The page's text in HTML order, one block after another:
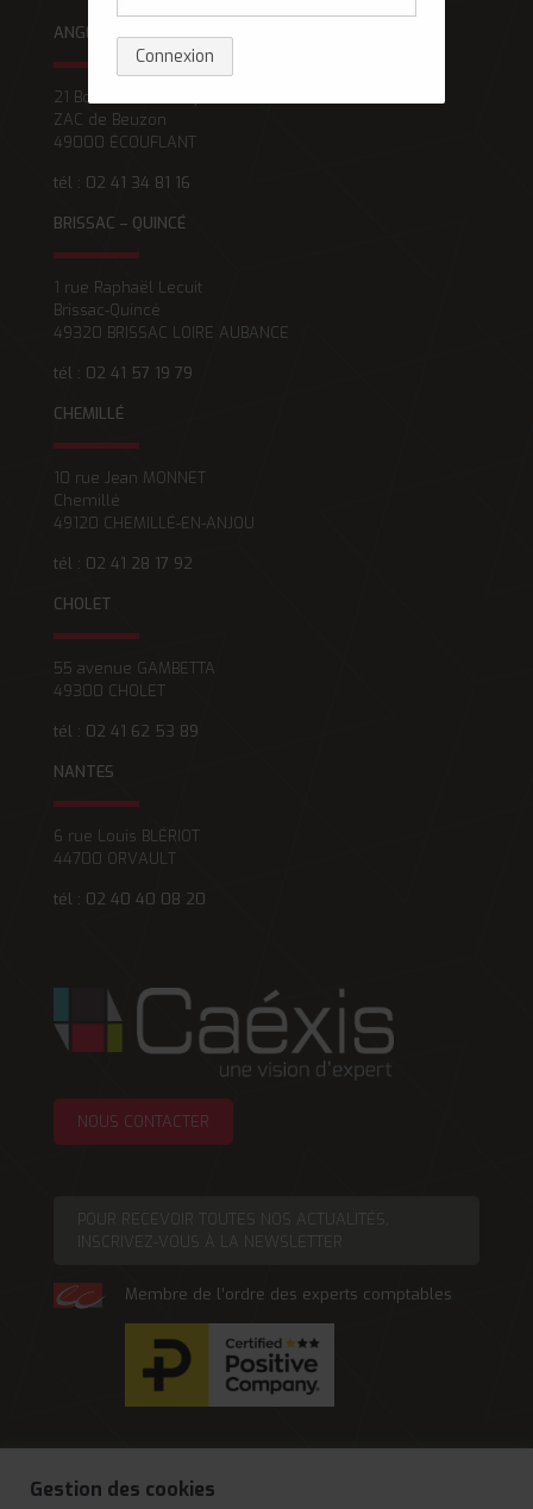
Connexion
ANGERS
21 Boulevard de l’Épervière
ZAC de Beuzon
49000 ÉCOUFLANT
tél : 02 41 34 81 16
BRISSAC – QUINCÉ
1 rue Raphaël Lecuit
Brissac-Quincé
49320 BRISSAC LOIRE AUBANCE
tél : 02 41 57 19 79
CHEMILLÉ
10 rue Jean MONNET
Chemillé
49120 CHEMILLÉ-EN-ANJOU
tél : 02 41 28 17 92
CHOLET
55 avenue GAMBETTA
49300 CHOLET
tél : 02 41 62 53 89
NANTES
6 rue Louis BLÉRIOT
44700 ORVAULT
tél : 02 40 40 08 20
NOUS CONTACTER
POUR RECEVOIR TOUTES NOS ACTUALITÉS,
INSCRIVEZ-VOUS À LA NEWSLETTER
Membre de l’ordre des experts comptables
Gestion des cookies